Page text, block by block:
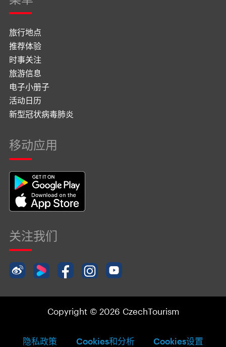
旅行地点
推荐体验
时事关注
旅游信息
电子小册子
活动日历
新型冠状病毒肺炎
移动应用
关注我们
Copyright © 2026 CzechTourism
隐私政策 Cookies和分析 Cookies设置